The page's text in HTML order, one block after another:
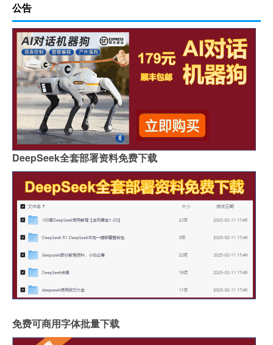
公告
DeepSeek全套部署资料免费下载
免费可商用字体批量下载